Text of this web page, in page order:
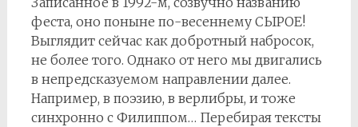
феста, оно поныне по-весеннему СЫРОЕ!
Выглядит сейчас как добротный набросок,
не более того. Однако от него мы двигались
в непредсказуемом направлении далее.
Например, в поэзию, в верлибры, и тоже
синхронно с Филиппом… Перебирая тексты